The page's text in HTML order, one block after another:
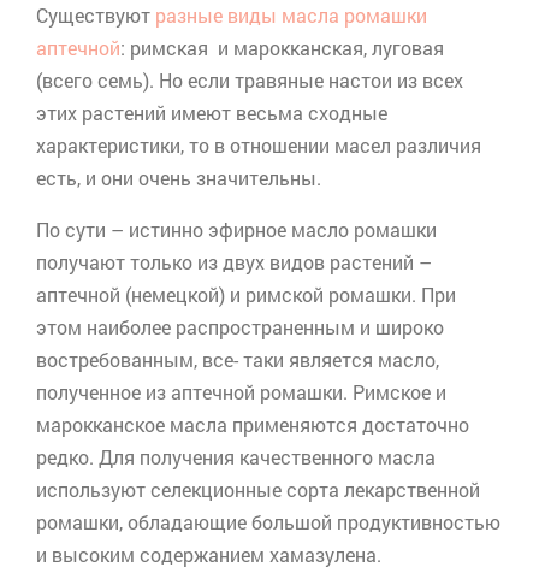
Существуют разные виды масла ромашки
аптечной: римская и марокканская, луговая
(всего семь). Но если травяные настои из всех
этих растений имеют весьма сходные
характеристики, то в отношении масел различия
есть, и они очень значительны.
По сути – истинно эфирное масло ромашки
получают только из двух видов растений –
аптечной (немецкой) и римской ромашки. При
этом наиболее распространенным и широко
востребованным, все- таки является масло,
полученное из аптечной ромашки. Римское и
марокканское масла применяются достаточно
редко. Для получения качественного масла
используют селекционные сорта лекарственной
ромашки, обладающие большой продуктивностью
и высоким содержанием хамазулена.